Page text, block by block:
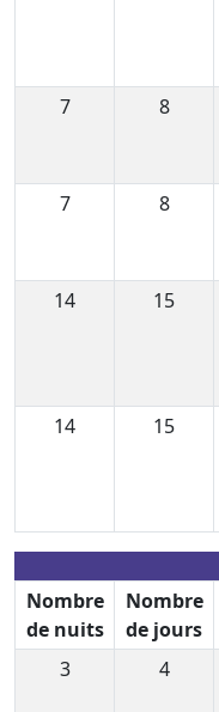
7
8
7
8
14
15
14
15
Nombre
de nuits
Nombre
de jours
3
4